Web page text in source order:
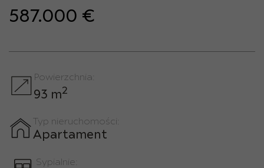
587.000 €
Powierzchnia:
93 m2
Typ nieruchomości:
Apartament
Sypialnie: